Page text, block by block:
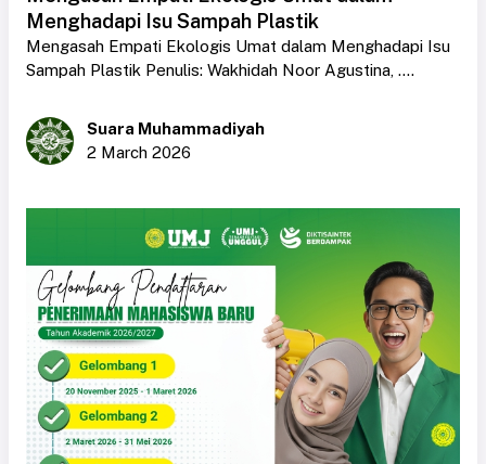
Menghadapi Isu Sampah Plastik
Mengasah Empati Ekologis Umat dalam Menghadapi Isu
Sampah Plastik Penulis: Wakhidah Noor Agustina, ....
Suara Muhammadiyah
2 March 2026